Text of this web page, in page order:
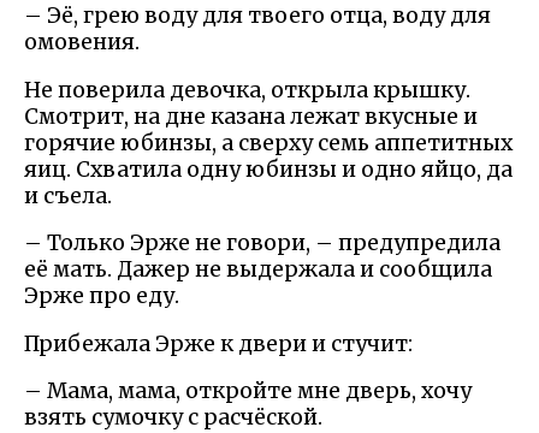
– Эё, грею воду для твоего отца, воду для
омовения.
Не поверила девочка, открыла крышку.
Смотрит, на дне казана лежат вкусные и
горячие юбинзы, а сверху семь аппетитных
яиц. Схватила одну юбинзы и одно яйцо, да
и съела.
– Только Эрже не говори, – предупредила
её мать. Дажер не выдержала и сообщила
Эрже про еду.
Прибежала Эрже к двери и стучит:
– Мама, мама, откройте мне дверь, хочу
взять сумочку с расчёской.